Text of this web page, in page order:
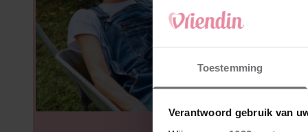
Toestemming
Verantwoord gebruik van
THUIS